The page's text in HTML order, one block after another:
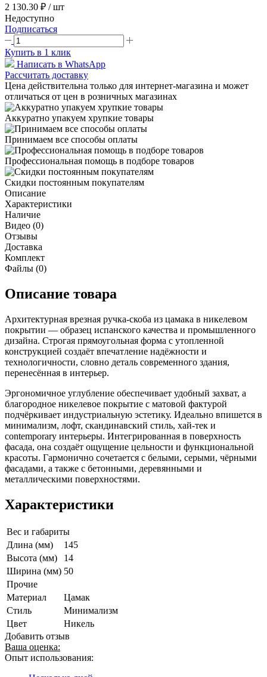
2 130.30 ₽ / шт
Недоступно
Подписаться
Купить в 1 клик
Написать в WhatsApp
Рассчитать доставку
Цена действительна только для интернет-магазина и может
отличаться от цен в розничных магазинах
Аккуратно упакуем хрупкие товары
Принимаем все способы оплаты
Профессиональная помощь в подборе товаров
Скидки постоянным покупателям
Описание
Характеристики
Наличие
Видео (0)
Отзывы
Доставка
Комплект
Файлы (0)
Описание товара
Архитектурная врезная ручка-скоба из цамака в никелевом
покрытии — образец испанского качества и промышленного
дизайна. Строгая прямоугольная форма с утопленной
конструкцией создаёт впечатление надёжности и
технологичности, словно деталь современного здания,
перенесённая в интерьер.
Эргономичное углубление обеспечивает удобный захват, а
благородное никелевое покрытие с матовой фактурой
подчёркивает индустриальную эстетику. Идеально впишется в
минимализм, лофт, скандинавский стиль, хай-тек и
contemporary интерьеры. Интегрированная в поверхность
фасада, она создаёт ощущение цельности и функциональной
красоты. Гармонично сочетается с белыми, серыми, чёрными
фасадами, а также с бетонными, деревянными и
металлическими поверхностями.
Характеристики
Вес и габариты
Длина (мм)
145
Высота (мм)
14
Ширина (мм) 50
Прочие
Материал
Цамак
Стиль
Минимализм
Цвет
Никель
Добавить отзыв
Ваша оценка:
Опыт использования: